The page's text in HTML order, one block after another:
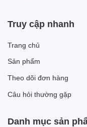
Truy cập nhanh
Trang chủ
Sản phẩm
Theo dõi đơn hàng
Câu hỏi thường gặp
Danh mục sản